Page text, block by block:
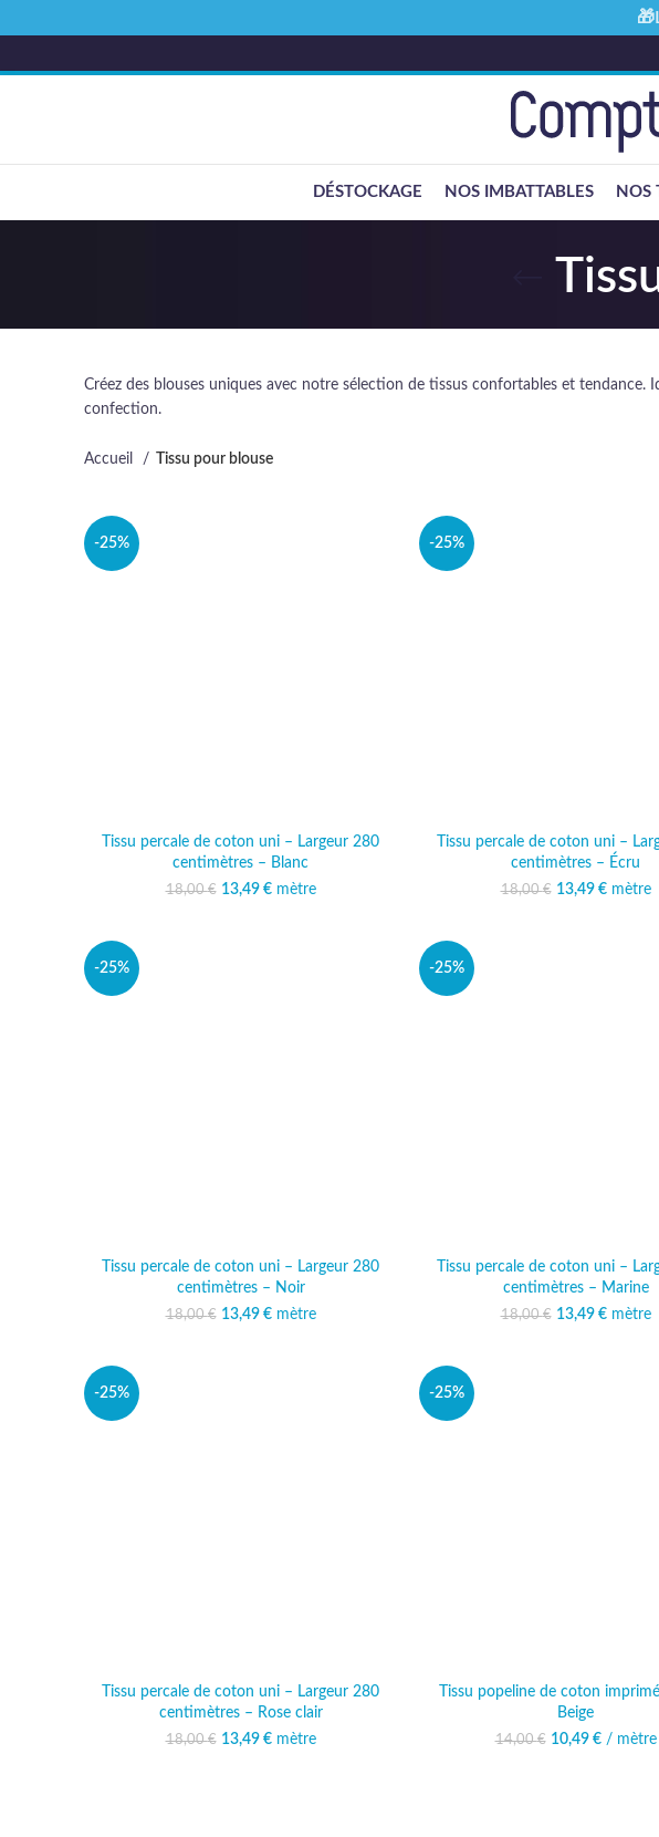
DÉSTOCKAGE NOS IMBATTABLES NOS
Créez des blouses uniques avec notre sélection de tissus confortables et
confection.
Accueil Tissu pour blouse
-25%
Tissu percale de coton uni – Largeur 280
centimètres – Blanc
18,00€
Le prix initial était :
13,49 € Le prix actuel est :
mètre
-25%
Tissu percale de coton uni –
centimètres – Écru
18,00€
Le prix
13,49 € Le prix
mètre
-25%
Tissu percale de coton uni – Largeur 280
centimètres – Noir
18,00€
Le prix initial était :
13,49 € Le prix actuel est :
mètre
-25%
Tissu percale de coton uni –
centimètres – Marine
18,00€
Le prix
13,49 € Le prix
mètre
-25%
Tissu percale de coton uni – Largeur 280
centimètres – Rose clair
18,00€
Le prix initial était :
13,49 € Le prix actuel est :
mètre
-25%
Tissu popeline de coton
Beige
14,00€
Le prix
10,49 € Le prix
/ mètre